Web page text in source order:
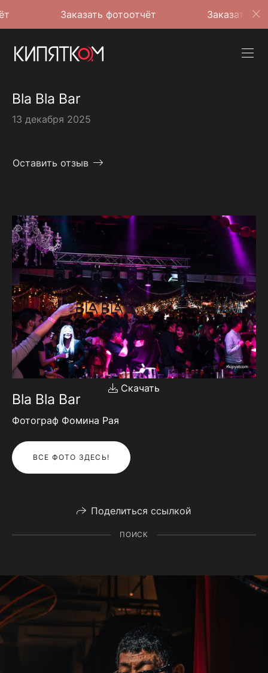
Заказать фотоотчёт Заказать фотоотчёт
Bla Bla Bar
13 декабря 2025
Оставить отзыв
Скачать
Bla Bla Bar
Фотограф Фомина Рая
ВСЕ ФОТО ЗДЕСЬ!
Поделиться ссылкой
ПОИСК